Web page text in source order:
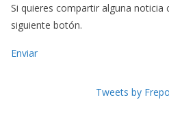
Si quieres compartir alguna noticia
siguiente botón.
Enviar
Tweets by